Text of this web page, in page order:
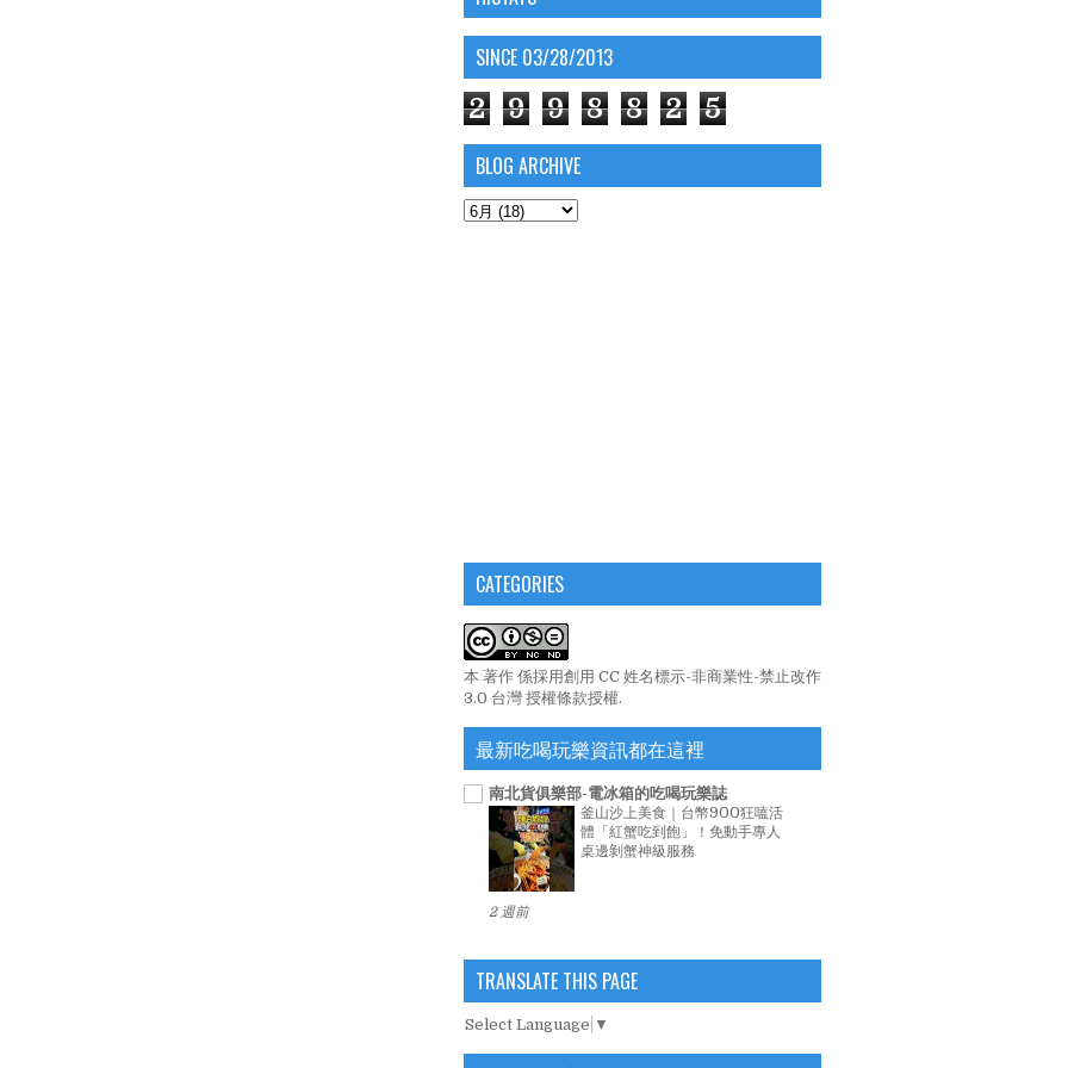
SINCE 03/28/2013
2 9 9 8 8 2 5
BLOG ARCHIVE
CATEGORIES
本 著作 係採用創用 CC 姓名標示-非商業性-禁止改作
3.0 台灣 授權條款授權.
最新吃喝玩樂資訊都在這裡
南北貨俱樂部-電冰箱的吃喝玩樂誌
釜山沙上美食｜台幣900狂嗑活
體「紅蟹吃到飽」！免動手專人
桌邊剝蟹神級服務
2 週前
TRANSLATE THIS PAGE
Select Language ▼